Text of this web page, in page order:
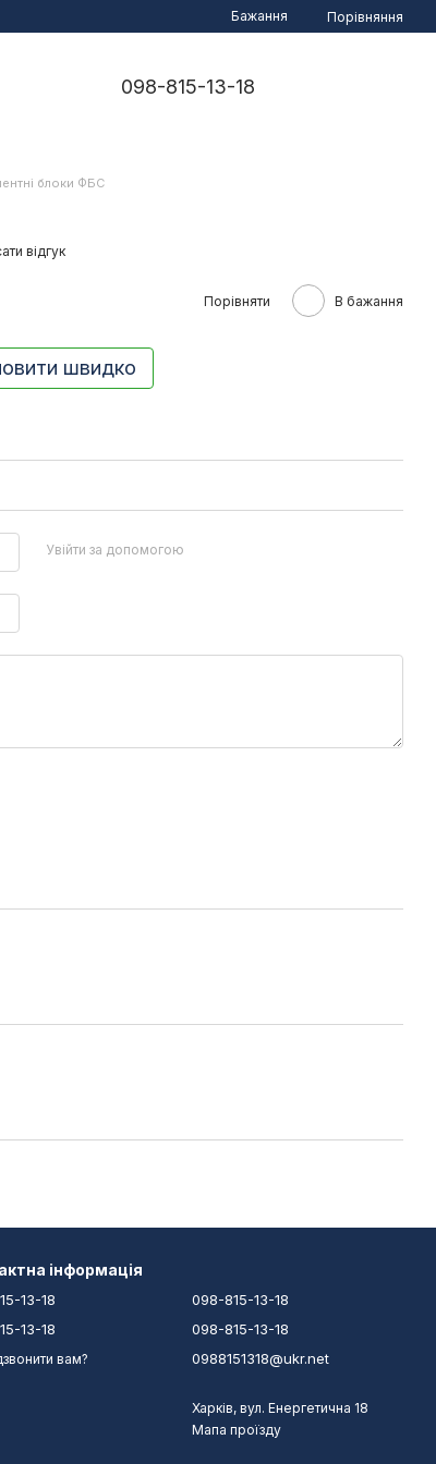
Бажання Порівняння
098-815-13-18
блоки ФБС
відгук
Порівняти В бажання
швидко
Увійти за допомогою
інформація
13-18
13-18
вам?
098-815-13-18
098-815-13-18
0988151318@ukr.net
Харків, вул. Енергетична 18
Мапа проїзду